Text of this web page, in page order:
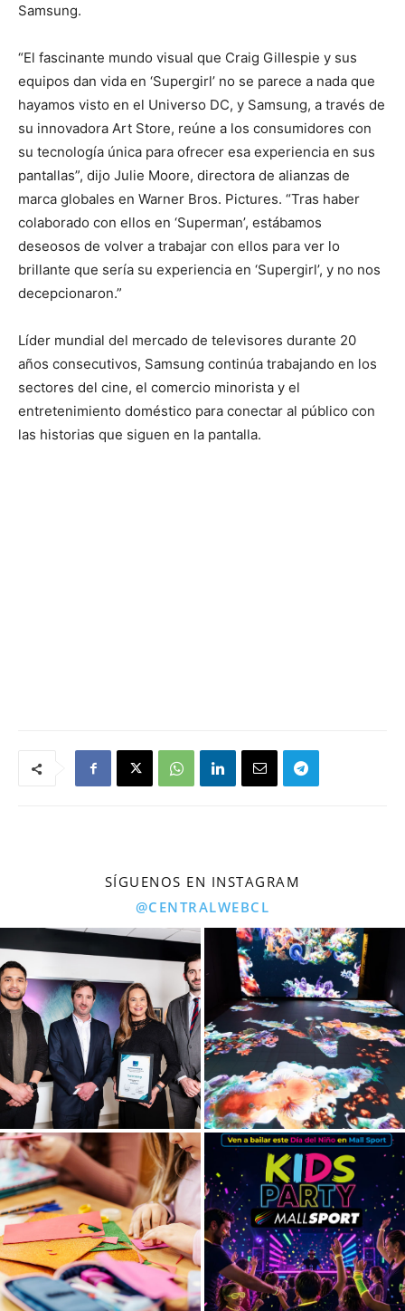
Samsung.
“El fascinante mundo visual que Craig Gillespie y sus
equipos dan vida en ‘Supergirl’ no se parece a nada que
hayamos visto en el Universo DC, y Samsung, a través de
su innovadora Art Store, reúne a los consumidores con
su tecnología única para ofrecer esa experiencia en sus
pantallas”, dijo Julie Moore, directora de alianzas de
marca globales en Warner Bros. Pictures. “Tras haber
colaborado con ellos en ‘Superman’, estábamos
deseosos de volver a trabajar con ellos para ver lo
brillante que sería su experiencia en ‘Supergirl’, y no nos
decepcionaron.”
Líder mundial del mercado de televisores durante 20
años consecutivos, Samsung continúa trabajando en los
sectores del cine, el comercio minorista y el
entretenimiento doméstico para conectar al público con
las historias que siguen en la pantalla.
SÍGUENOS EN INSTAGRAM
@CENTRALWEBCL